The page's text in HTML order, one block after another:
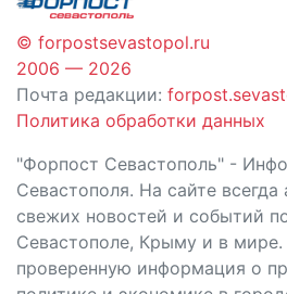
© forpostsevastopol.ru
2006 — 2026
Почта редакции:
Политика обработки данных
"Форпост Севастополь" -
Севастополя. На сайте всегда
свежих новостей и событий
Севастополе, Крыму и в
проверенную информация о